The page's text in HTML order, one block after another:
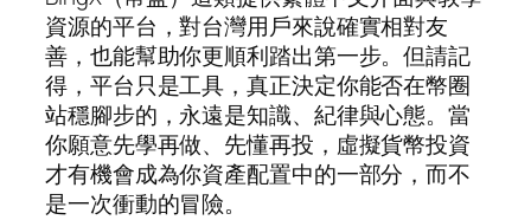
資源的平台，對台灣用戶來說確實相對友
善，也能幫助你更順利踏出第一步。但請記
得，平台只是工具，真正決定你能否在幣圈
站穩腳步的，永遠是知識、紀律與心態。當
你願意先學再做、先懂再投，虛擬貨幣投資
才有機會成為你資產配置中的一部分，而不
是一次衝動的冒險。